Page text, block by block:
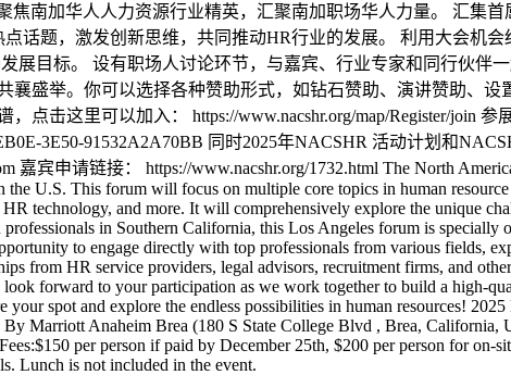
焦南加华人人力资源行业精英，汇聚南加职场华人力量。 汇集
话题，激发创新思维，共同推动HR行业的发展。 利用大会机
展目标。 设有职场人讨论环节，与嘉宾、行业专家和同行伙伴
襄盛举。你可以选择各种赞助形式，如钻石赞助、演讲赞助、
点击这里可以加入： https://www.nacshr.org/map/Register/join 参
3E50-91532A2A70BB 同时2025年NACSHR 活动计划和
嘉宾申请链接： https://www.nacshr.org/1732.html The North
U.S. This forum will focus on multiple core topics in human
technology, and more. It will comprehensively explore the unique
in Southern California, this Los Angeles forum is
to engage directly with top professionals from various fields,
from HR service providers, legal advisors, recruitment firms, and
forward to your participation as we work together to build a high-
your spot and explore the endless possibilities in human resources!
Marriott Anaheim Brea (180 S State College Blvd , Brea,
per person if paid by December 25th, $200 per person for
Lunch is not included in the event.